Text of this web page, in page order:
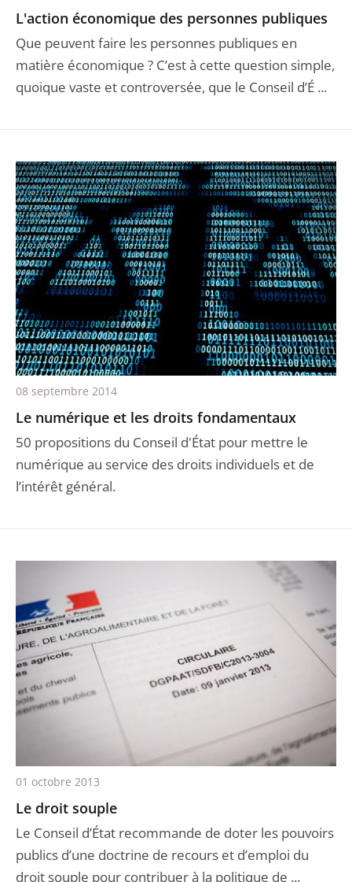
L'action économique des personnes publiques
Que peuvent faire les personnes publiques en
matière économique ? C’est à cette question simple,
quoique vaste et controversée, que le Conseil d’É ...
Le numérique et les droits fondamentaux
50 propositions du Conseil d'État pour mettre le
numérique au service des droits individuels et de
l’intérêt général.
08 septembre 2014
Le droit souple
Le Conseil d’État recommande de doter les pouvoirs
publics d’une doctrine de recours et d’emploi du
droit souple pour contribuer à la politique de ...
01 octobre 2013